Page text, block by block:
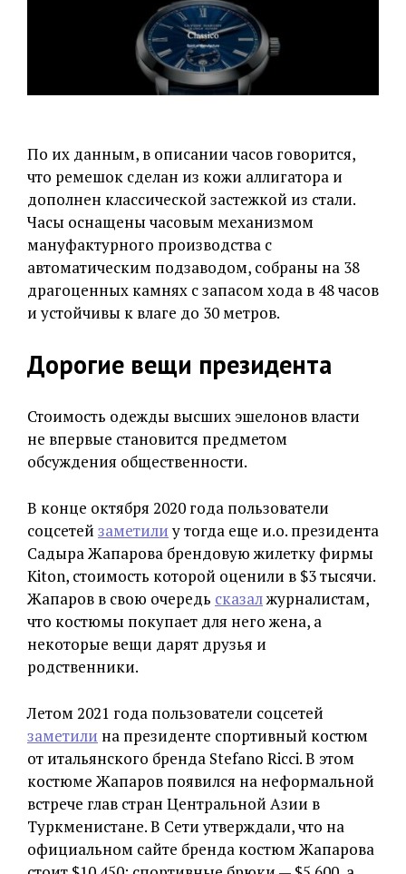
По их данным, в описании часов говорится,
что ремешок сделан из кожи аллигатора и
дополнен классической застежкой из стали.
Часы оснащены часовым механизмом
мануфактурного производства с
автоматическим подзаводом, собраны на 38
драгоценных камнях с запасом хода в 48 часов
и устойчивы к влаге до 30 метров.
Дорогие вещи президента
Стоимость одежды высших эшелонов власти
не впервые становится предметом
обсуждения общественности.
В конце октября 2020 года пользователи
соцсетей заметилиу тогда еще и.о. президента
Садыра Жапарова брендовую жилетку фирмы
Kiton, стоимость которой оценили в $3 тысячи.
Жапаров в свою очередь сказалжурналистам,
что костюмы покупает для него жена, а
некоторые вещи дарят друзья и
родственники.
Летом 2021 года пользователи соцсетей
заметили на президенте спортивный костюм
от итальянского бренда Stefano Ricci. В этом
костюме Жапаров появился на неформальной
встрече глав стран Центральной Азии в
Туркменистане. В Сети утверждали, что на
официальном сайте бренда костюм Жапарова